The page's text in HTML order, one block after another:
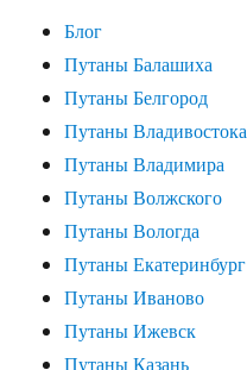
Блог
Путаны Балашиха
Путаны Белгород
Путаны Владивостока
Путаны Владимира
Путаны Волжского
Путаны Вологда
Путаны Екатеринбург
Путаны Иваново
Путаны Ижевск
Путаны Казань